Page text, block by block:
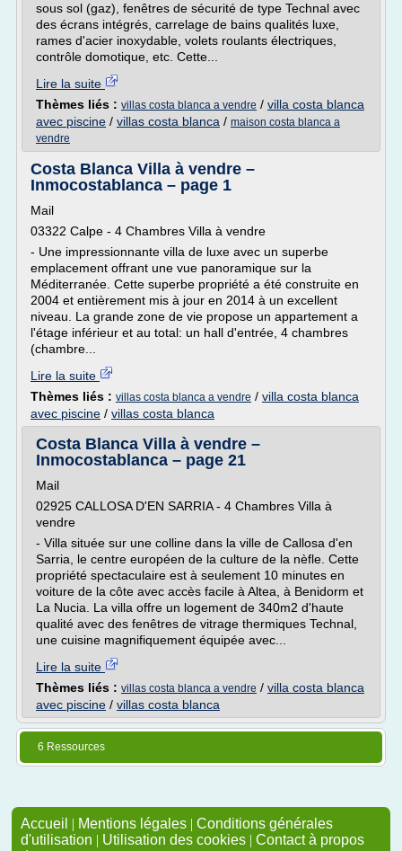
sous sol (gaz), fenêtres de sécurité de type Technal avec
des écrans intégrés, carrelage de bains qualités luxe,
rames d'acier inoxydable, volets roulants électriques,
contrôle domotique, etc. Cette...
Lire la suite
Thèmes liés : villas costa blanca a vendre / villa costa blanca
avec piscine / villas costa blanca / maison costa blanca a
vendre
Costa Blanca Villa à vendre –
Inmocostablanca – page 1
Mail
03322 Calpe - 4 Chambres Villa à vendre
- Une impressionnante villa de luxe avec un superbe
emplacement offrant une vue panoramique sur la
Méditerranée. Cette superbe propriété a été construite en
2004 et entièrement mis à jour en 2014 à un excellent
niveau. La grande zone de vie propose un appartement a
l'étage inférieur et au total: un hall d'entrée, 4 chambres
(chambre...
Lire la suite
Thèmes liés : villas costa blanca a vendre / villa costa blanca
avec piscine / villas costa blanca
Costa Blanca Villa à vendre –
Inmocostablanca – page 21
Mail
02925 CALLOSA D'EN SARRIA - 4 Chambres Villa à
vendre
- Villa située sur une colline dans la ville de Callosa d'en
Sarria, le centre européen de la culture de la nèfle. Cette
propriété spectaculaire est à seulement 10 minutes en
voiture de la côte avec accès facile à Altea, à Benidorm et
La Nucia. La villa offre un logement de 340m2 d'haute
qualité avec des fenêtres de vitrage thermiques Technal,
une cuisine magnifiquement équipée avec...
Lire la suite
Thèmes liés : villas costa blanca a vendre / villa costa blanca
avec piscine / villas costa blanca
6 Ressources
Accueil | Mentions légales | Conditions générales
d'utilisation | Utilisation des cookies | Contact à propos